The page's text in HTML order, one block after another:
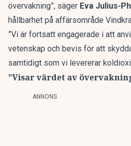
övervakning”, säger Eva Julius-
hållbarhet på affärsområde
”Vi är fortsatt engagerade i att
vetenskap och bevis för att
samtidigt som vi levererar
”Visar värdet av
ANNONS